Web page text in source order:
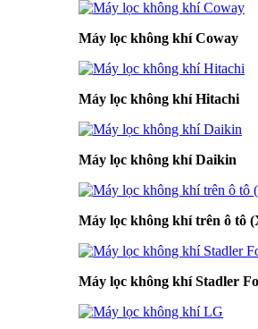
Máy lọc không khí Coway
Máy lọc không khí Hitachi
Máy lọc không khí Daikin
Máy lọc không khí trên ô tô
Máy lọc không khí Stadler